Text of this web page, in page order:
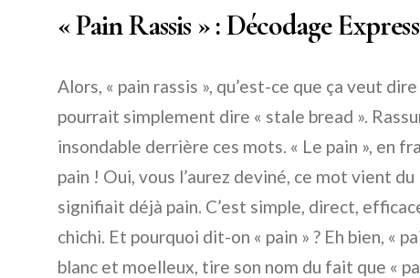
« Pain Rassis » : Décodage Express
Alors, « pain rassis », qu’est-ce que ça veut
pourrait simplement dire « stale bread ».
insondable derrière ces mots. « Le pain », en
pain ! Oui, vous l’aurez deviné, ce mot vient du
signifiait déjà pain. C’est simple, direct,
chichi. Et pourquoi dit-on « pain » ? Eh bien, «
blanc et moelleux, tire son nom du fait que «